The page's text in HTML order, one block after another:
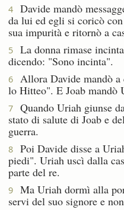
4
Davide mandò
da lui ed egli si coricò
sua impurità e ritornò a
5
La donna rimase
dicendo: "Sono incinta".
6
Allora Davide mandò
lo Hitteo". E Joab mandò
7
Quando Uriah giunse
stato di salute di Joab e
guerra.
8
Poi Davide disse a
piedi". Uriah uscì dalla
parte del re.
9
Ma Uriah dormì alla
servi del suo signore e